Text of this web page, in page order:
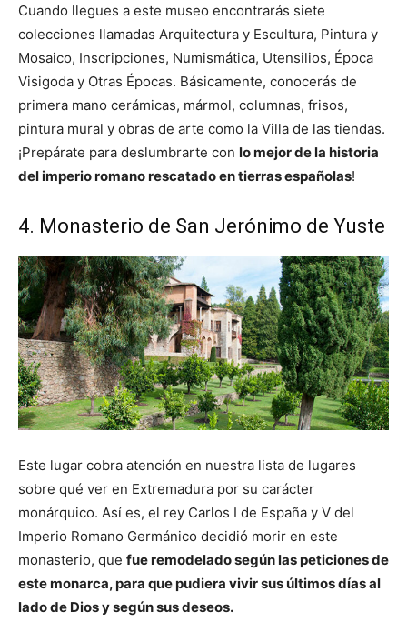
Cuando llegues a este museo encontrarás siete
colecciones llamadas Arquitectura y Escultura, Pintura y
Mosaico, Inscripciones, Numismática, Utensilios, Época
Visigoda y Otras Épocas. Básicamente, conocerás de
primera mano cerámicas, mármol, columnas, frisos,
pintura mural y obras de arte como la Villa de las tiendas.
¡Prepárate para deslumbrarte con lo mejor de la historia
del imperio romano rescatado en tierras españolas!
4. Monasterio de San Jerónimo de Yuste
Este lugar cobra atención en nuestra lista de lugares
sobre qué ver en Extremadura por su carácter
monárquico. Así es, el rey Carlos I de España y V del
Imperio Romano Germánico decidió morir en este
monasterio, que fue remodelado según las peticiones de
este monarca, para que pudiera vivir sus últimos días al
lado de Dios y según sus deseos.